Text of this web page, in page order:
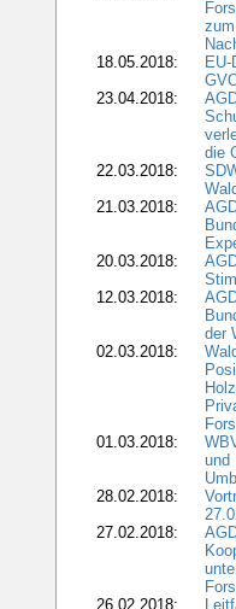
18.05.2018:
23.04.2018:
die
22.03.2018:
21.03.2018:
20.03.2018:
12.03.2018:
der
02.03.2018:
01.03.2018:
und
28.02.2018:
27.02.2018:
26.02.2018: